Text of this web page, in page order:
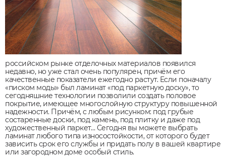
российском рынке отделочных материалов появился
недавно, но уже стал очень популярен, причём его
качественные показатели ежегодно растут. Если поначалу
«писком моды» был ламинат «под паркетную доску», то
сегодняшние технологии позволили создать половое
покрытие, имеющее многослойную структуру повышенной
надежности. Причём, с любым рисунком: под грубые
состаренные доски, под камень, под плитку и даже под
художественный паркет… Сегодня вы можете выбрать
ламинат любого типа износостойкости, от которого будет
зависить срок его службы и придать полу в вашей квартире
или загородном доме особый стиль.